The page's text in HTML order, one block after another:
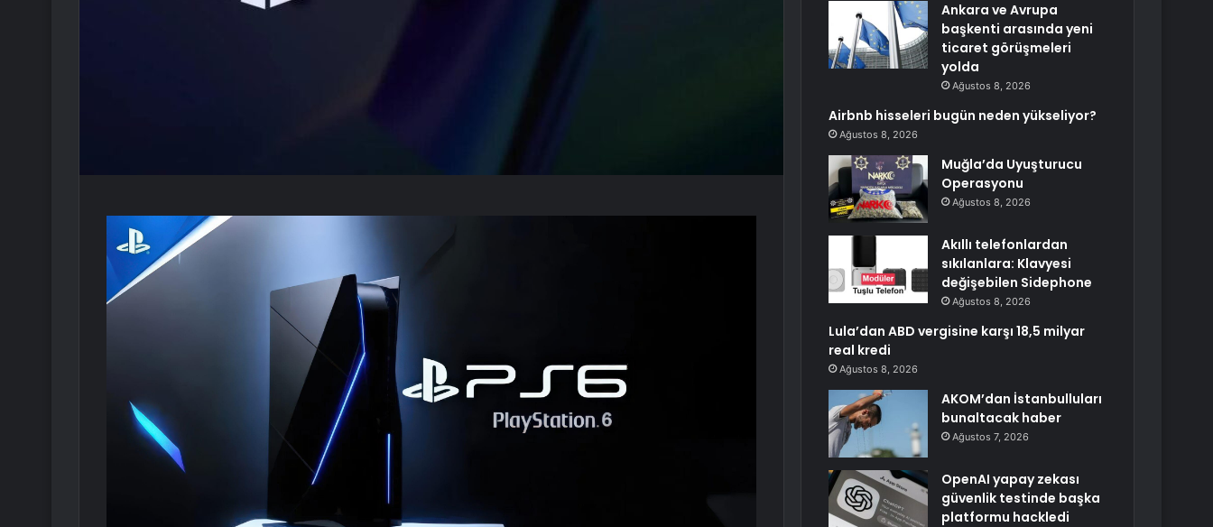
Ankara ve Avrupa
başkenti arasında yeni
ticaret görüşmeleri
yolda
Ağustos 8, 2026
Airbnb hisseleri bugün neden yükseliyor?
Ağustos 8, 2026
Muğla’da Uyuşturucu
Operasyonu
Ağustos 8, 2026
Akıllı telefonlardan
sıkılanlara: Klavyesi
değişebilen Sidephone
Ağustos 8, 2026
Lula’dan ABD vergisine karşı 18,5 milyar
real kredi
Ağustos 8, 2026
AKOM’dan İstanbulluları
bunaltacak haber
Ağustos 7, 2026
OpenAI yapay zekası
güvenlik testinde başka
platformu hackledi